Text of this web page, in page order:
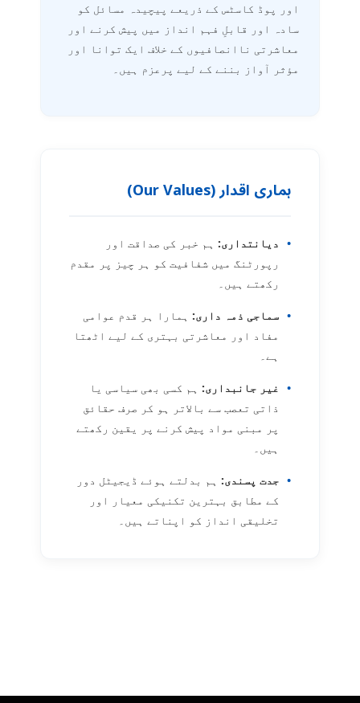
اور پوڈ کاسٹس کے ذریعے پیچیدہ مسائل کو
سادہ اور قابلِ فہم انداز میں پیش کرنے اور
معاشرتی ناانصافیوں کے خلاف ایک توانا اور
مؤثر آواز بننے کے لیے پرعزم ہیں۔
ہماری اقدار (Our Values)
• دیانتداری: ہم خبر کی صداقت اور
رپورٹنگ میں شفافیت کو ہر چیز پر مقدم
رکھتے ہیں۔
• سماجی ذمہ داری: ہمارا ہر قدم عوامی
مفاد اور معاشرتی بہتری کے لیے اٹھتا
ہے۔
• غیر جانبداری: ہم کسی بھی سیاسی یا
ذاتی تعصب سے بالاتر ہو کر صرف حقائق
پر مبنی مواد پیش کرنے پر یقین رکھتے
ہیں۔
• جدت پسندی: ہم بدلتے ہوئے ڈیجیٹل دور
کے مطابق بہترین تکنیکی معیار اور
تخلیقی انداز کو اپناتے ہیں۔